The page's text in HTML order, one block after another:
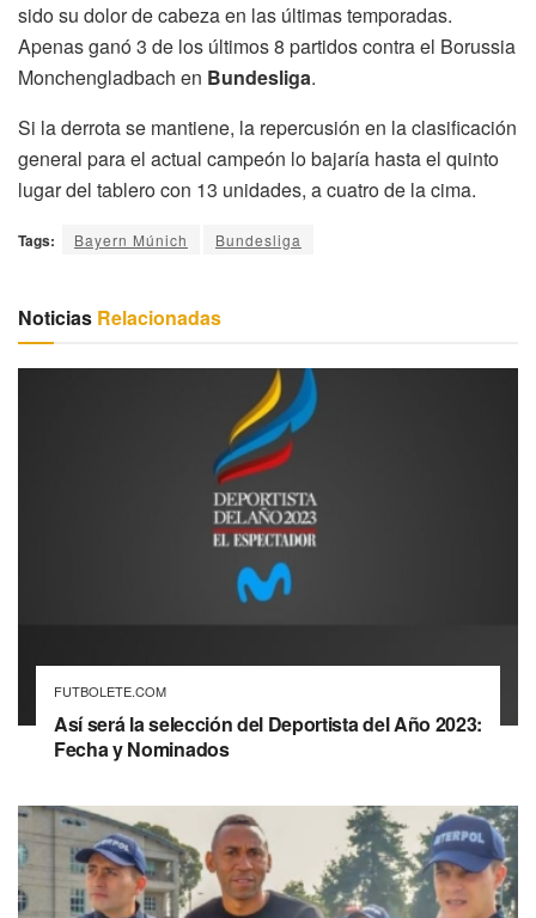
sido su dolor de cabeza en las últimas temporadas.
Apenas ganó 3 de los últimos 8 partidos contra el Borussia
Monchengladbach en Bundesliga.
Si la derrota se mantiene, la repercusión en la clasificación
general para el actual campeón lo bajaría hasta el quinto
lugar del tablero con 13 unidades, a cuatro de la cima.
Tags: Bayern Múnich Bundesliga
Noticias Relacionadas
FUTBOLETE.COM
Así será la selección del Deportista del Año 2023:
Fecha y Nominados